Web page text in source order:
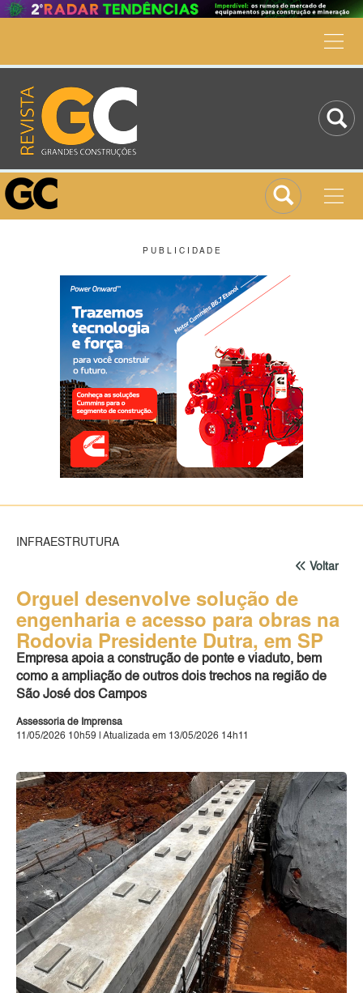
P U B L I C I D A D E
INFRAESTRUTURA
Voltar
Orguel desenvolve solução de
engenharia e acesso para obras na
Rodovia Presidente Dutra, em SP
Empresa apoia a construção de ponte e viaduto, bem
como a ampliação de outros dois trechos na região de
São José dos Campos
Assessoria de Imprensa
11/05/2026 10h59 | Atualizada em 13/05/2026 14h11